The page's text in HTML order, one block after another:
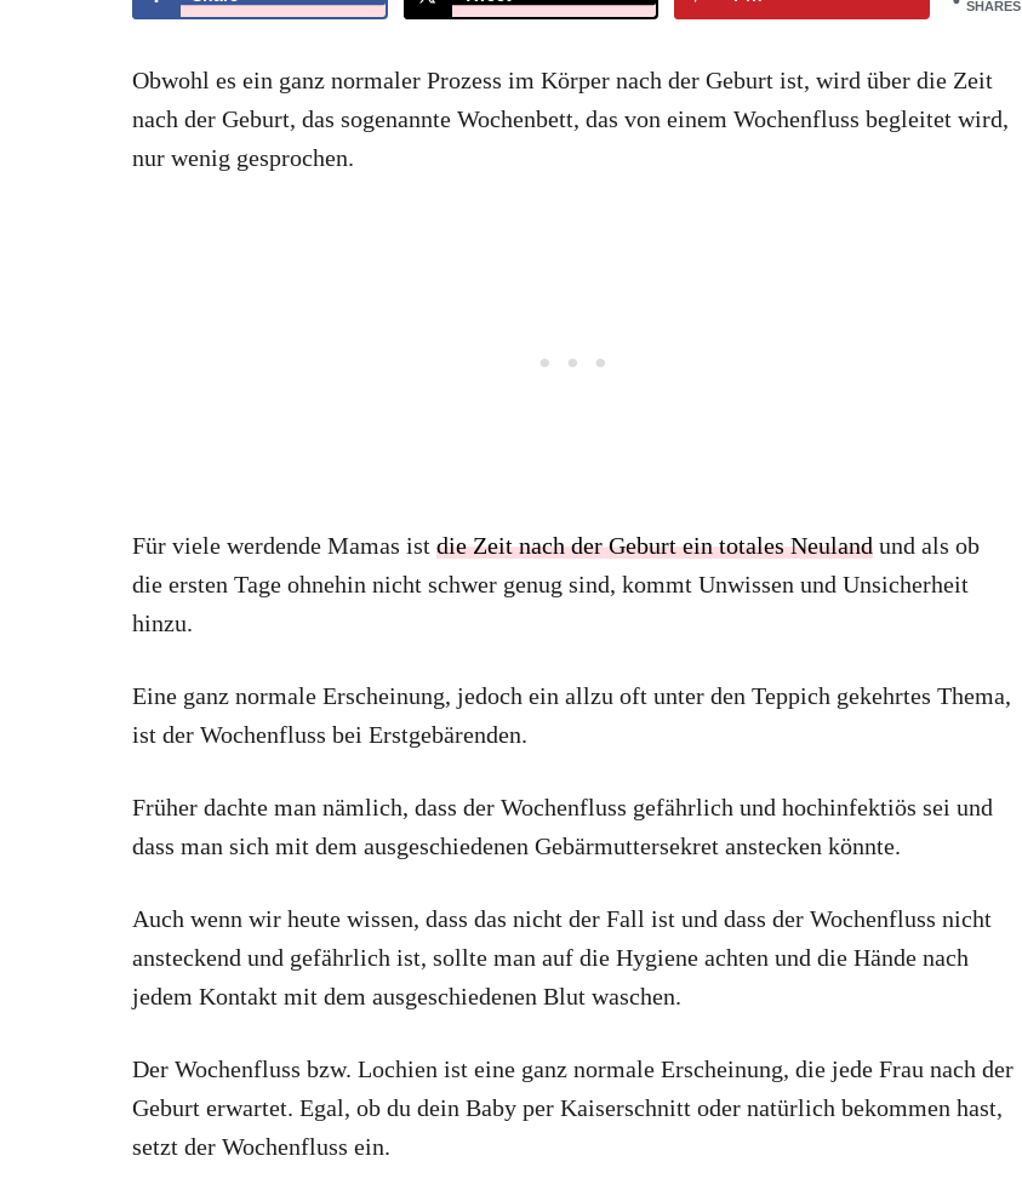
SHARES
Obwohl es ein ganz normaler Prozess im Körper nach der Geburt ist, wird über die Zeit
nach der Geburt, das sogenannte Wochenbett, das von einem Wochenfluss begleitet wird,
nur wenig gesprochen.
Für viele werdende Mamas ist die Zeit nach der Geburt ein totales Neuland und als ob
die ersten Tage ohnehin nicht schwer genug sind, kommt Unwissen und Unsicherheit
hinzu.
Eine ganz normale Erscheinung, jedoch ein allzu oft unter den Teppich gekehrtes Thema,
ist der Wochenfluss bei Erstgebärenden.
Früher dachte man nämlich, dass der Wochenfluss gefährlich und hochinfektiös sei und
dass man sich mit dem ausgeschiedenen Gebärmuttersekret anstecken könnte.
Auch wenn wir heute wissen, dass das nicht der Fall ist und dass der Wochenfluss nicht
ansteckend und gefährlich ist, sollte man auf die Hygiene achten und die Hände nach
jedem Kontakt mit dem ausgeschiedenen Blut waschen.
Der Wochenfluss bzw. Lochien ist eine ganz normale Erscheinung, die jede Frau nach der
Geburt erwartet. Egal, ob du dein Baby per Kaiserschnitt oder natürlich bekommen hast,
setzt der Wochenfluss ein.